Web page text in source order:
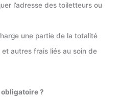
l’adresse des toiletteurs ou
une partie de la totalité
autres frais liés au soin de
obligatoire ?